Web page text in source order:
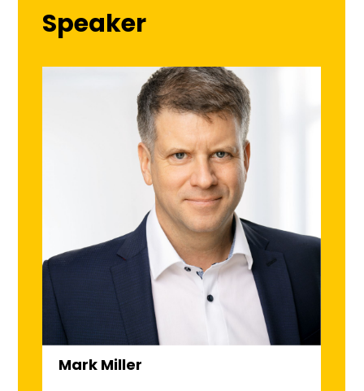
Speaker
Mark Miller